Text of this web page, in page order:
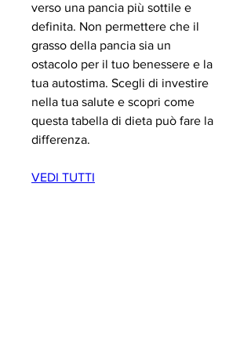
verso una pancia più sottile e
definita. Non permettere che il
grasso della pancia sia un
ostacolo per il tuo benessere e la
tua autostima. Scegli di investire
nella tua salute e scopri come
questa tabella di dieta può fare la
differenza.
VEDI TUTTI